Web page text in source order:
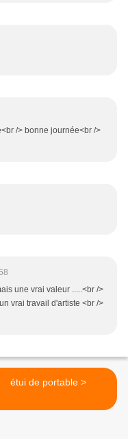
/> bonne journée<br />
une vrai valeur .....<br />
vrai travail d'artiste <br />
étui de portable >